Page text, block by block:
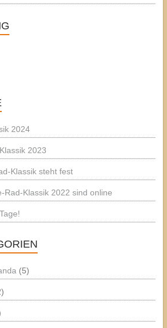
2024
2023
Klassik steht fest
Rad-Klassik 2022 sind online
(5)